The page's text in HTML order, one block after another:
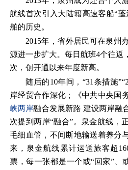
航线首次引入大陆籍高速客船“
舶的历史。
2015年，省外居民可在泉州
源进一步扩大。每日航班4个往返
次，创开通以来年度新高。
随后的10年间，“31条措施
岸经贸合作深化；《中共中央国
峡两岸融合发展新路 建设两岸融
次提到两岸“融合”。泉金航线，
毛细血管，不间断地输送着养分
来，泉金航线累计运送旅客超
票，每一张都是一个或“回家”、